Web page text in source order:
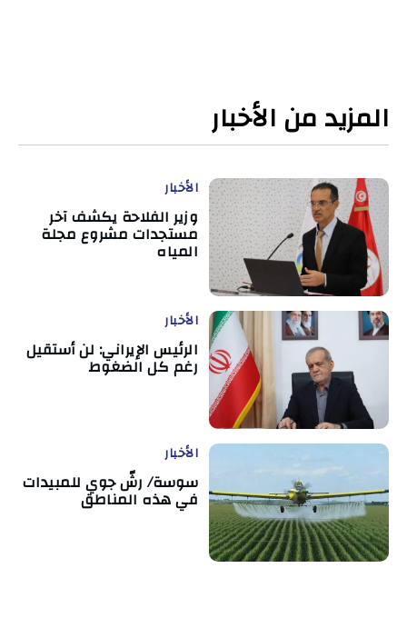
المزيد من الأخبار
الأخبار
وزير الفلاحة يكشف آخر
مستجدات مشروع مجلة
المياه
الأخبار
الرئيس الإيراني: لن أستقيل
رغم كل الضغوط
الأخبار
سوسة/ رشّ جوي للمبيدات
في هذه المناطق